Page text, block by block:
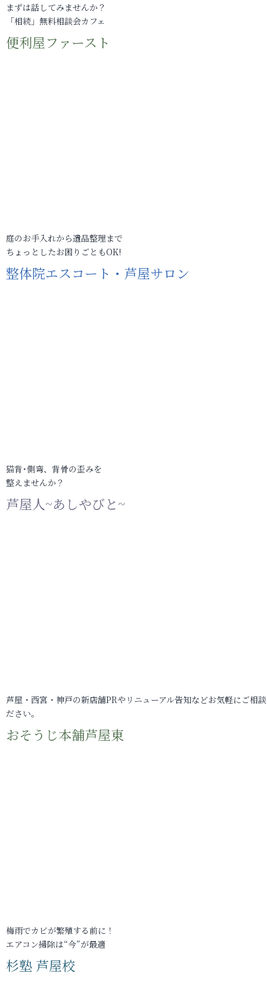
まずは話してみませんか？
「相続」無料相談会カフェ
便利屋ファースト
庭のお手入れから遺品整理まで
ちょっとしたお困りごともOK!
整体院エスコート・芦屋サロン
猫背･側弯、背骨の歪みを
整えませんか？
芦屋人~あしやびと~
芦屋・西宮・神戸の新店舗PRやリニューアル告知などお気軽にご相
ださい。
おそうじ本舗芦屋東
梅雨でカビが繁殖する前に！
エアコン掃除は“今”が最適
杉塾 芦屋校